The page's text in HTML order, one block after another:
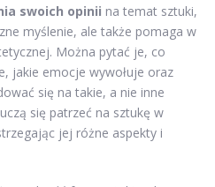
swoich opinii na temat sztuki,
myślenie, ale także pomaga w
Można pytać je, co
jakie emocje wywołuje oraz
się na takie, a nie inne
się patrzeć na sztukę w
jej różne aspekty i